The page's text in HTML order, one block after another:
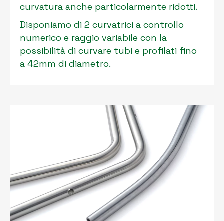
curvatura anche particolarmente ridotti.
Disponiamo di 2 curvatrici a controllo
numerico e raggio variabile con la
possibilità di curvare tubi e profilati fino
a 42mm di diametro.